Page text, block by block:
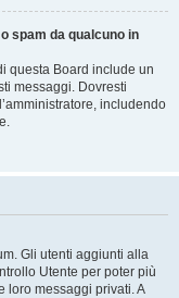
spam da qualcuno in
questa Board include un
messaggi. Dovresti
includendo
Gli utenti aggiunti alla
Utente per poter più
loro messaggi privati. A